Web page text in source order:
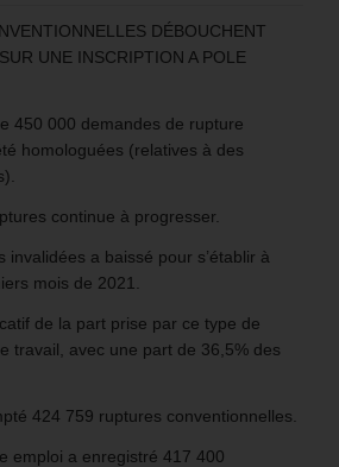
DÉBOUCHENT
UNE INSCRIPTION A POLE
450 000 demandes de rupture
homologuées (relatives à des
continue à progresser.
invalidées a baissé pour s’établir à
mois de 2021.
de la part prise par ce type de
travail, avec une part de 36,5% des
424 759 ruptures conventionnelles.
emploi a enregistré 417 400